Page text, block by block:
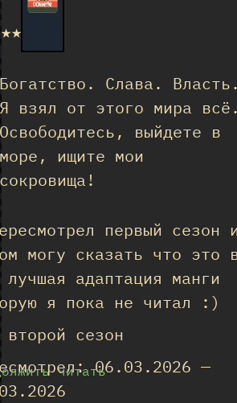
Слава. Власть.
взял от этого мира всё.
выйдете в
ищите мои
первый сезон
могу сказать что это
лучшая адаптация манги
я пока не читал :)
второй сезон
читать06.03.2026 —